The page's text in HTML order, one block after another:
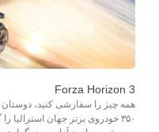
Forza Horizon 3
همه چیز را سفارشی کنید، دوستان
۳۵۰ خودروی برتر جهان استرالیا